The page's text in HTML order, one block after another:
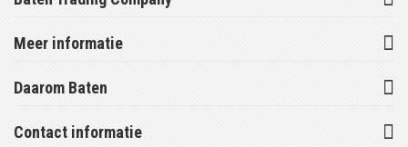
Meer informatie
Daarom Baten
Contact informatie